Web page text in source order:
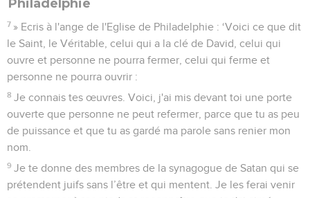
Philadelphie
7 » Ecris à l'ange de l'Eglise de Philadelphie : ‘Voici ce que dit
le Saint, le Véritable, celui qui a la clé de David, celui qui
ouvre et personne ne pourra fermer, celui qui ferme et
personne ne pourra ouvrir :
8 Je connais tes œuvres. Voici, j'ai mis devant toi une porte
ouverte que personne ne peut refermer, parce que tu as peu
de puissance et que tu as gardé ma parole sans renier mon
nom.
9 Je te donne des membres de la synagogue de Satan qui se
prétendent juifs sans l’être et qui mentent. Je les ferai venir